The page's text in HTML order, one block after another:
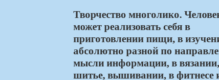
Творчество многолико.
может реализовать себя в
приготовлении пищи, в
абсолютно разной по
мысли информации, в вязании,
шитье, вышивании, в фитнесе